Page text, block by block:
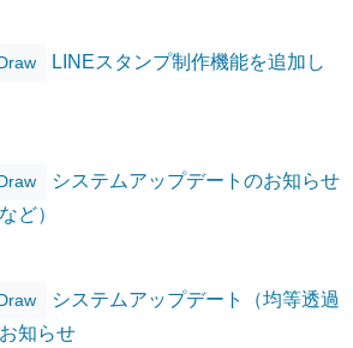
LINEスタンプ制作機能を追加し
システムアップデートのお知らせ
ど）
システムアップデート（均等透過
知らせ